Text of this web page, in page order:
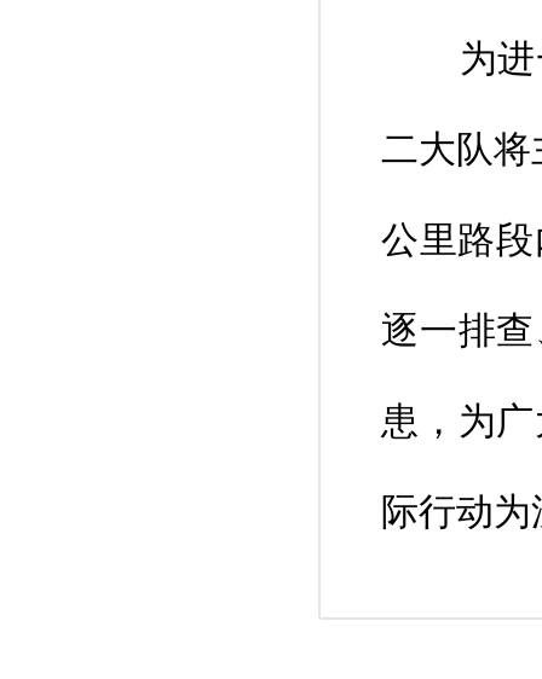
为进一
二大队
公里路
逐一排
患，为
际行动